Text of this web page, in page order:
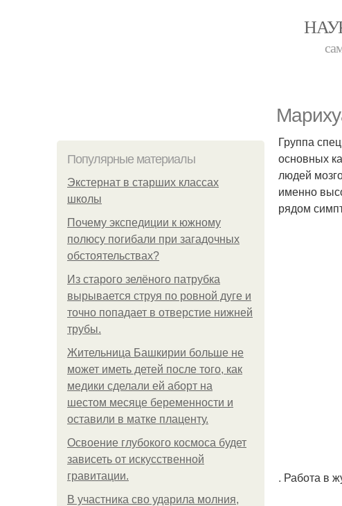
Популярные материалы
Экстернат в старших классах
школы
Почему экспедиции к южному
полюсу погибали при загадочных
обстоятельствах?
Из старого зелёного патрубка
вырывается струя по ровной дуге и
точно попадает в отверстие нижней
трубы.
Жительница Башкирии больше не
может иметь детей после того, как
медики сделали ей аборт на
шестом месяце беременности и
оставили в матке плаценту.
Освоение глубокого космоса будет
зависеть от искусственной
гравитации.
В участника сво ударила молния,
Группа
основных
людей
именно
рядом
. Работа в